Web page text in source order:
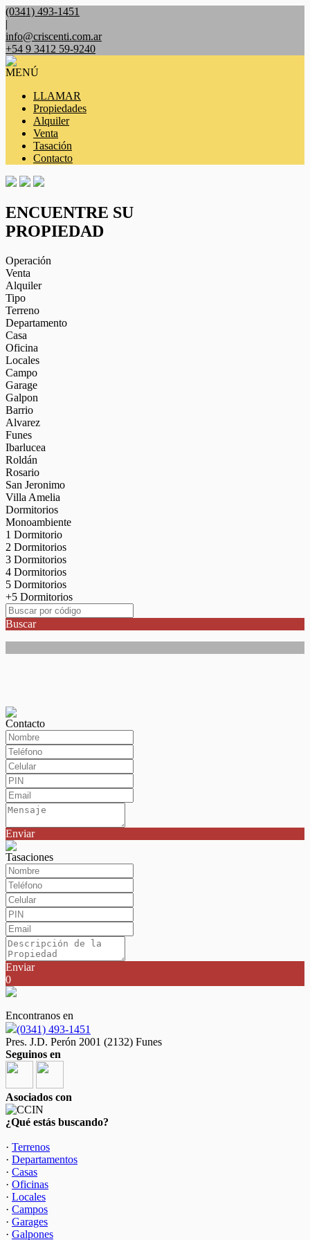
(0341) 493-1451
|
info@criscenti.com.ar
+54 9 3412 59-9240
MENÚ
LLAMAR
Propiedades
Alquiler
Venta
Tasación
Contacto
ENCUENTRE SU
PROPIEDAD
Operación
Venta
Alquiler
Tipo
Terreno
Departamento
Casa
Oficina
Locales
Campo
Garage
Galpon
Barrio
Alvarez
Funes
Ibarlucea
Roldán
Rosario
San Jeronimo
Villa Amelia
Dormitorios
Monoambiente
1 Dormitorio
2 Dormitorios
3 Dormitorios
4 Dormitorios
5 Dormitorios
+5 Dormitorios
Buscar
Contacto
Enviar
Tasaciones
Enviar
0
Encontranos en
(0341) 493-1451
Pres. J.D. Perón 2001 (2132) Funes
Seguinos en
Asociados con
¿Qué estás buscando?
· Terrenos
· Departamentos
· Casas
· Oficinas
· Locales
· Campos
· Garages
· Galpones